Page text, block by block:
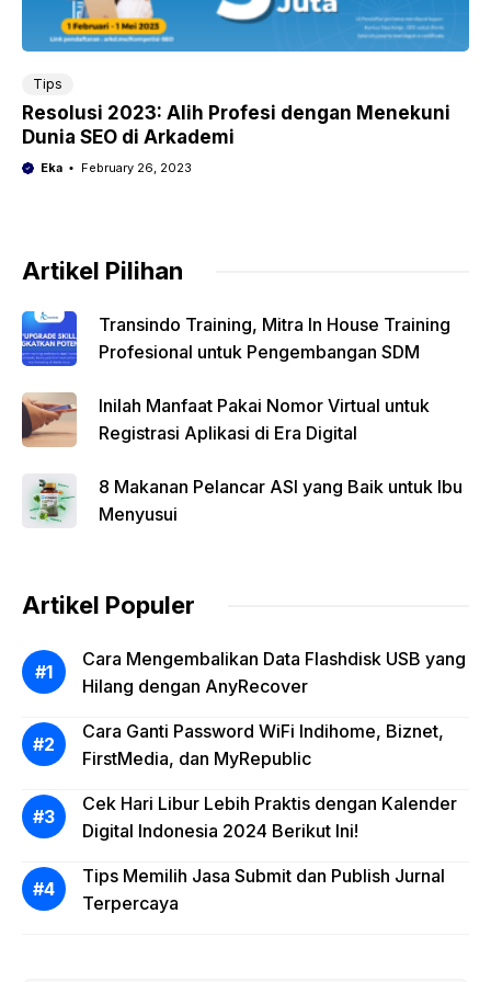
Tips
Resolusi 2023: Alih Profesi dengan Menekuni
Dunia SEO di Arkademi
Eka February 26, 2023
Artikel Pilihan
Transindo Training, Mitra In House Training
Profesional untuk Pengembangan SDM
Inilah Manfaat Pakai Nomor Virtual untuk
Registrasi Aplikasi di Era Digital
8 Makanan Pelancar ASI yang Baik untuk Ibu
Menyusui
Artikel Populer
Cara Mengembalikan Data Flashdisk USB yang
Hilang dengan AnyRecover
Cara Ganti Password WiFi Indihome, Biznet,
FirstMedia, dan MyRepublic
Cek Hari Libur Lebih Praktis dengan Kalender
Digital Indonesia 2024 Berikut Ini!
Tips Memilih Jasa Submit dan Publish Jurnal
Terpercaya